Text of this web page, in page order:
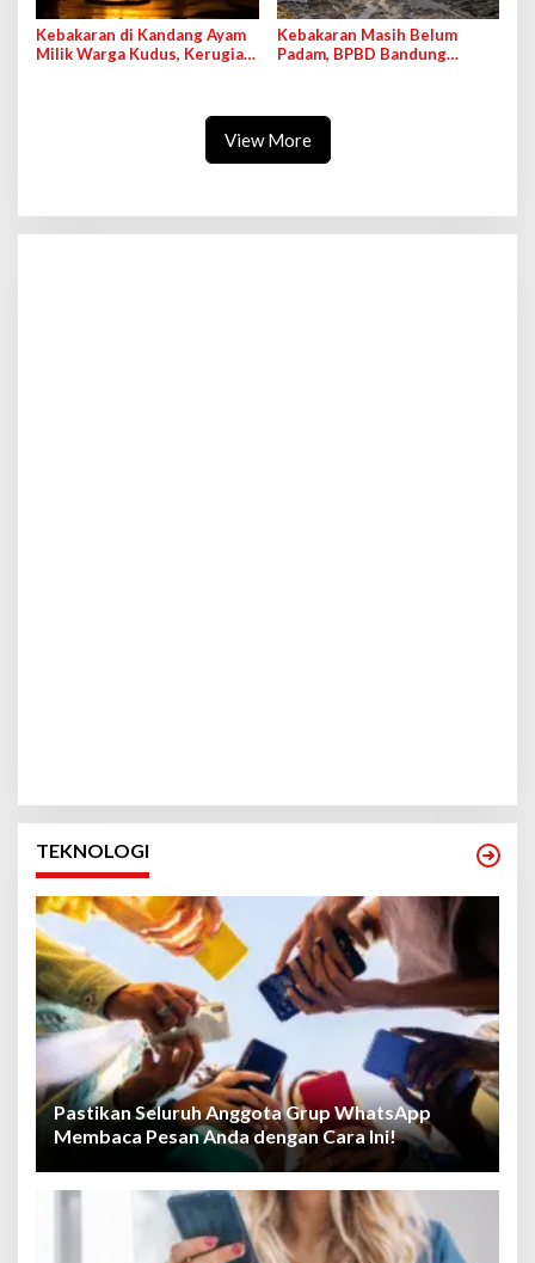
Kebakaran di Kandang Ayam
Milik Warga Kudus, Kerugian
Kebakaran Masih Belum
Padam, BPBD Bandung
Ditutup Sementara
View More
TEKNOLOGI
Pastikan Seluruh Anggota Grup WhatsApp
Membaca Pesan Anda dengan Cara Ini!